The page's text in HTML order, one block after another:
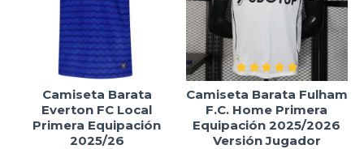
Camiseta Barata
Everton FC Local
Primera Equipación
2025/26
Camiseta Barata Fulham
F.C. Home Primera
Equipación 2025/2026
Versión Jugador